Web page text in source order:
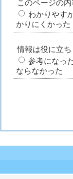
このページの
わかりやす
かりにくかった
情報は役に立ち
参考になっ
ならなかった